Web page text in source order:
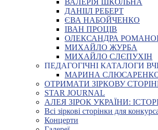
ВАЛЕРІЯ ШКОЛЬНА
ДАНІІЛ РЕБЕРТ
ЄВА НАБОЙЧЕНКО
ІВАН ПРОЦІВ
ОЛЕКСАНДРА
МИХАЙЛО ЖУРБА
МИХАЙЛО СЛЄПУХІН
ПЕДАГОГІЧНІ КАТАЛОГИ
МАРИНА
ОТРИМАТИ ЗІРКОВУ
STAR JOURNAL
АЛЕЯ ЗІРОК УКРАЇНИ:
Всі зіркові сторінки для
Концерти